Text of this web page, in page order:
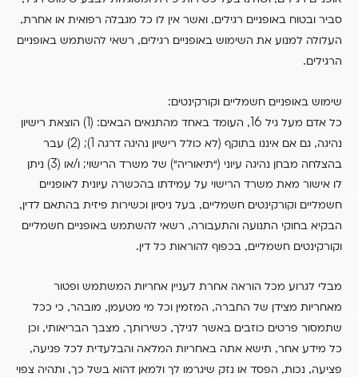
סביר ובטוח באופניים רגילים, ואשר אין לו כל מגבלה רפואית או אחרת,
העלולה למנוע את השימוש באופניים רגילים, רשאי להשתמש באופניים
הרגילים.
שימוש באופניים חשמליים וקורקינטים:
כל אדם מעל גיל 16, העומד באחד מהתנאים הבאים:
(1)
הוצאת רישיון
נהיגה, גם אם איננו בתוקף (לא כולל רישיון נהיגה דרגה 1)
;
(2)
עבר
בהצלחה מבחן נהיגה עיוני (“תיאוריה”) של משרד הרישוי; ו/או (3)
ניתן
לו אישור מאת משרד הרישוי על עמידתו בהכשרה עיונית לאופניים
חשמליים וקורקינטים חשמליים, בעל ניסיון וכשירות פיזית בהתאם לדין,
הבקיא בחוקי התנועה והתעבורה, רשאי להשתמש באופניים חשמליים
וקורקינטים חשמליים, בכפוף להוראות כל דין.
מבלי לגרוע מכל הוראה אחרת לעניין אחריות המשתמש ופטור
מאחריות מצידן של החברה, המזמין וכל מי מטעמן, מובהר, כי ככל
שתמסור פרטים כוזבים באשר לגילך, כשירותך, מצבך הבריאותי, וכן
כל מידע אחר, תישא אתה באחריות המלאה והבלעדית לכל פגיעה,
פציעה, נכות, הפסד או נזק שיגרמו לך ולמאן דהוא בשל כך, ותהיה צפוי